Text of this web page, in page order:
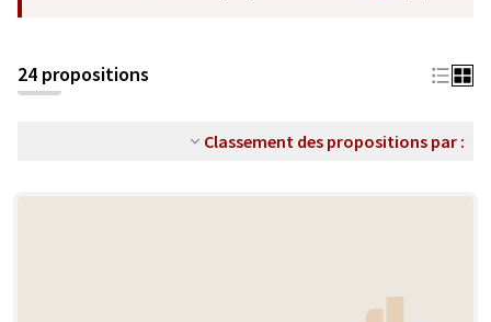
24 propositions
Classement des propositions par :